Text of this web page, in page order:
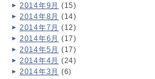
2014年9月 (15)
2014年8月 (14)
2014年7月 (12)
2014年6月 (17)
2014年5月 (17)
2014年4月 (24)
2014年3月 (6)